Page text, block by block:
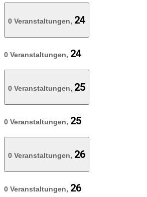
0 Veranstaltungen, 24
0 Veranstaltungen, 24
0 Veranstaltungen, 25
0 Veranstaltungen, 25
0 Veranstaltungen, 26
0 Veranstaltungen, 26